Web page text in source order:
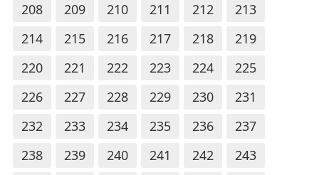
208
209 210 211 212
213
214
215 216 217 218
219
220
221 222 223 224
225
226
227 228 229 230
231
232
233 234 235 236
237
238
239 240 241 242
243